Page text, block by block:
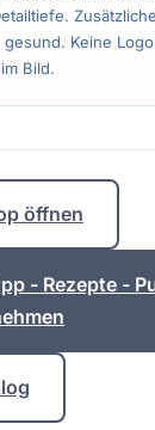
Zusätzliche
Keine
Bild.
öffnen
- Rezepte -